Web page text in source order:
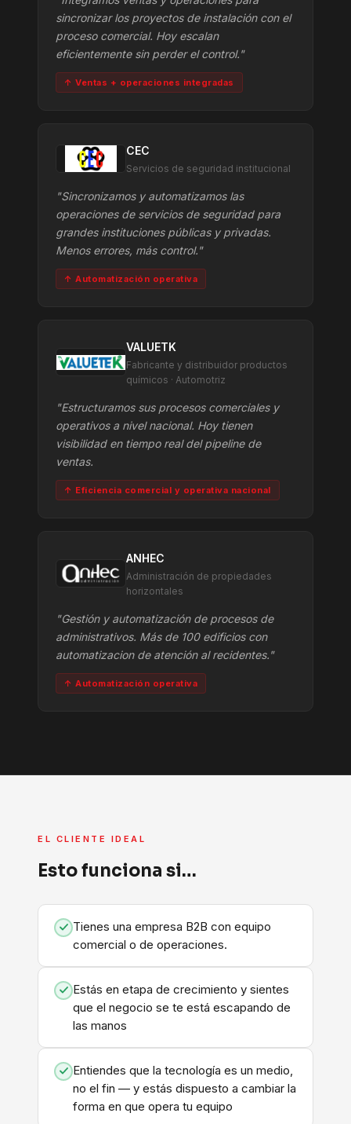
sincronizar los proyectos de instalación con el
proceso comercial. Hoy escalan
eficientemente sin perder el control."
↑ Ventas + operaciones integradas
CEC
Servicios de seguridad institucional
"Sincronizamos y automatizamos las
operaciones de servicios de seguridad para
grandes instituciones públicas y privadas.
Menos errores, más control."
↑ Automatización operativa
VALUETK
Fabricante y distribuidor productos
químicos · Automotriz
"Estructuramos sus procesos comerciales y
operativos a nivel nacional. Hoy tienen
visibilidad en tiempo real del pipeline de
ventas.
↑ Eficiencia comercial y operativa nacional
ANHEC
Administración de propiedades
horizontales
"Gestión y automatización de procesos de
administrativos. Más de 100 edificios con
automatizacion de atención al recidentes."
↑ Automatización operativa
EL CLIENTE IDEAL
Esto funciona si…
Tienes una empresa B2B con equipo
comercial o de operaciones.
Estás en etapa de crecimiento y sientes
que el negocio se te está escapando de
las manos
Entiendes que la tecnología es un medio,
no el fin — y estás dispuesto a cambiar la
forma en que opera tu equipo